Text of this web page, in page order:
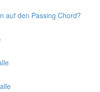
auf den Passing Chord?